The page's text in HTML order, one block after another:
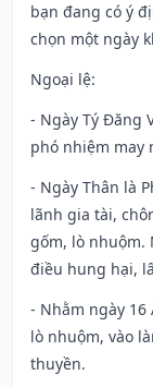
bạn đang có ý
chọn một ngày
Ngoại lệ:
- Ngày Tý Đăng
phó nhiệm may
- Ngày Thân là
lãnh gia tài,
gốm, lò nhuộm.
điều hung hại,
- Nhằm ngày 16
lò nhuộm, vào
thuyền.